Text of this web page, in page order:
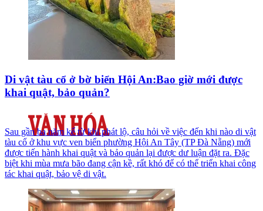
Di vật tàu cổ ở bờ biển Hội An:Bao giờ mới được
khai quật, bảo quản?
Sau gần ba năm kể từ khi phát lộ, câu hỏi về việc đến khi nào di vật
tàu cổ ở khu vực ven biển phường Hội An Tây (TP Đà Nẵng) mới
được tiến hành khai quật và bảo quản lại được dư luận đặt ra. Đặc
biệt khi mùa mưa bão đang cận kề, rất khó để có thể triển khai công
tác khai quật, bảo vệ di vật.